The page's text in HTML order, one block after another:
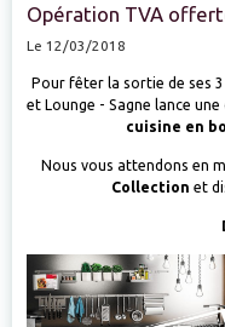
Opération TVA
Le 12/03/2018
Pour fêter la sortie de ses
et Lounge - Sagne lance
cuisine en
Nous vous attendons en
Collection et